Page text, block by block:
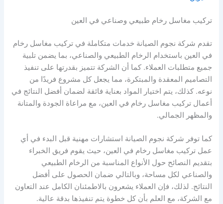
تركيب مغاسل رخام طبيعي وصناعي في العين
تقدم شركة نجوم الصيانة خدمات متكاملة في تركيب مغاسل رخام
في العين باستخدام الرخام الطبيعي والصناعي، بما يضمن تلبية
جميع متطلبات العملاء. كما أن الشركة تتميز بقدرتها على تنفيذ
التصاميم المعقدة والمبتكرة، مما يجعل كل مشروع فريدًا من
نوعه. كذلك، يتم اختيار المواد بعناية فائقة لضمان أفضل النتائج في
أعمال تركيب مغاسل رخام في العين، مع مراعاة الجودة والمتانة
والمظهر الجمالي.
كما توفر شركة نجوم الصيانة استشارات مهنية قبل البدء في أي
عمل تركيب مغاسل رخام في العين، حيث يقوم فريق الخبراء
بتقديم النصائح حول الأنواع المناسبة من الرخام الطبيعي
والصناعي لكل مساحة، وبالتالي ضمان الحصول على أفضل
النتائج. لذلك، فإن العملاء يشعرون بالاطمئنان الكامل عند التعاون
مع الشركة، مع العلم بأن كل خطوة يتم تنفيذها بدقة عالية.